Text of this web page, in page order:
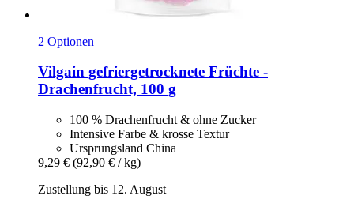
2 Optionen
Vilgain gefriergetrocknete Früchte -​
Drachenfrucht, 100 g
100 % Drachenfrucht & ohne Zucker
Intensive Farbe & krosse Textur
Ursprungsland China
9,29 € (92,90 € / kg)
Zustellung bis 12. August